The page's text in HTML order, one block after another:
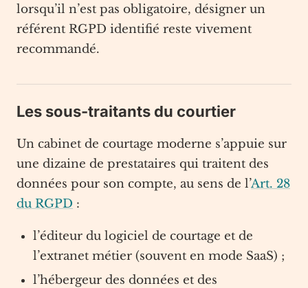
lorsqu’il n’est pas obligatoire, désigner un
référent RGPD identifié reste vivement
recommandé.
Les sous-traitants du courtier
Un cabinet de courtage moderne s’appuie sur
une dizaine de prestataires qui traitent des
données pour son compte, au sens de l’Art. 28
du RGPD :
l’éditeur du logiciel de courtage et de
l’extranet métier (souvent en mode SaaS) ;
l’hébergeur des données et des